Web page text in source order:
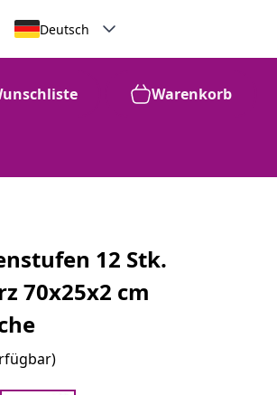
Deutsch
Warenkorb
12 Stk.
70x25x2 cm